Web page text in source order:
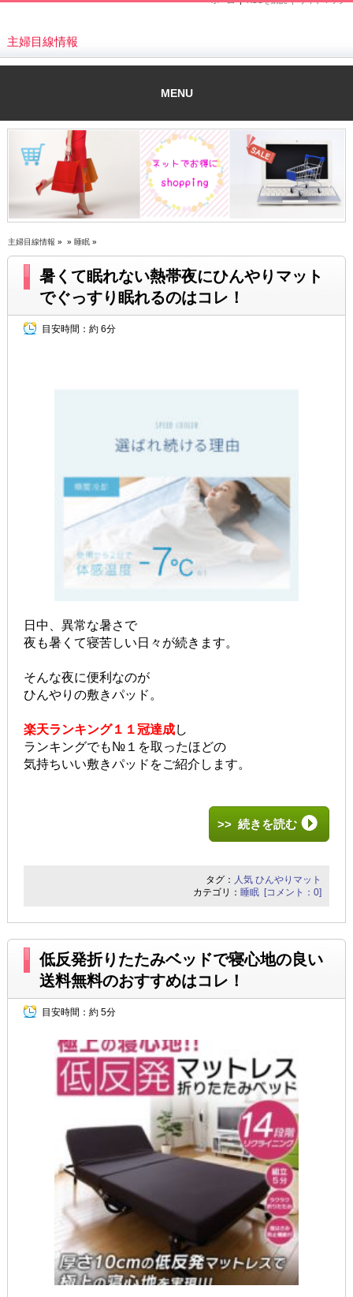
主婦目線情報
MENU
主婦目線情報 » » 睡眠 »
暑くて眠れない熱帯夜にひんやりマット
でぐっすり眠れるのはコレ！
目安時間： 約 6分
日中、異常な暑さで
夜も暑くて寝苦しい日々が続きます。
そんな夜に便利なのが
ひんやりの敷きパッド。
楽天ランキング１１冠達成し
ランキングでも№１を取ったほどの
気持ちいい敷きパッドをご紹介します。
>> 続きを読む
タグ： 人気 ひんやりマット
カテゴリ： 睡眠 [コメント：0]
低反発折りたたみベッドで寝心地の良い
送料無料のおすすめはコレ！
目安時間： 約 5分